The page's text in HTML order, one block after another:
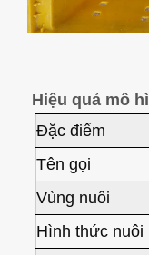
Hiệu quả mô
Đặc điểm
Tên gọi
Vùng nuôi
Hình thức nuôi